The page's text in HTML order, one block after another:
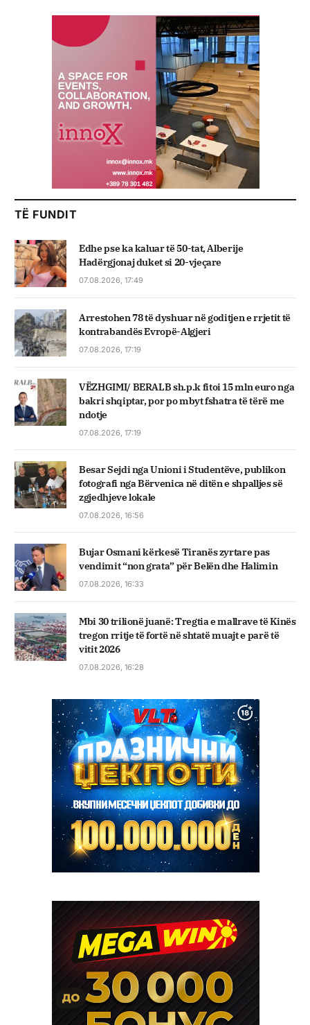
TË FUNDIT
Edhe pse ka kaluar të 50-tat, Alberije
Hadërgjonaj duket si 20-vjeçare
07.08.2026, 17:49
Arrestohen 78 të dyshuar në goditjen e rrjetit të
kontrabandës Evropë-Algjeri
07.08.2026, 17:19
VËZHGIMI/ BERALB sh.p.k fitoi 15 mln euro nga
bakri shqiptar, por po mbyt fshatra të tërë me
ndotje
07.08.2026, 17:19
Besar Sejdi nga Unioni i Studentëve, publikon
fotografi nga Bërvenica në ditën e shpalljes së
zgjedhjeve lokale
07.08.2026, 16:56
Bujar Osmani kërkesë Tiranës zyrtare pas
vendimit “non grata” për Belën dhe Halimin
07.08.2026, 16:33
Mbi 30 trilionë juanë: Tregtia e mallrave të Kinës
tregon rritje të fortë në shtatë muajt e parë të
vitit 2026
07.08.2026, 16:28